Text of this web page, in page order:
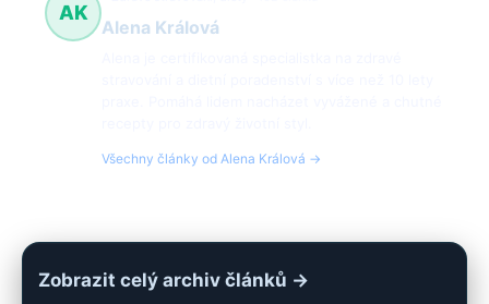
AK
Alena Králová
Všechny články od Alena Králová →
Zobrazit celý archiv článků →